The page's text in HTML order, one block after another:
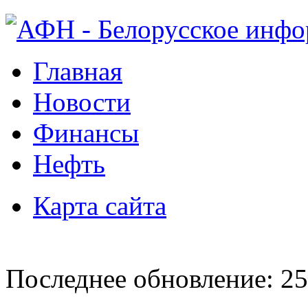
Главная
Новости
Финансы
Нефть
Карта сайта
Последнее обновление: